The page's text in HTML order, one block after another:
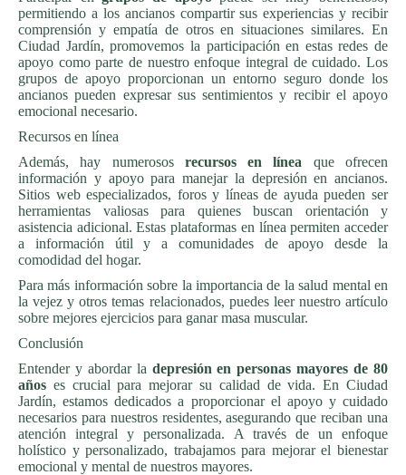
permitiendo a los ancianos compartir sus experiencias y recibir
comprensión y empatía de otros en situaciones similares. En
Ciudad Jardín, promovemos la participación en estas redes de
apoyo como parte de nuestro enfoque integral de cuidado. Los
grupos de apoyo proporcionan un entorno seguro donde los
ancianos pueden expresar sus sentimientos y recibir el apoyo
emocional necesario.
Recursos en línea
Además, hay numerosos recursos en línea que ofrecen
información y apoyo para manejar la depresión en ancianos.
Sitios web especializados, foros y líneas de ayuda pueden ser
herramientas valiosas para quienes buscan orientación y
asistencia adicional. Estas plataformas en línea permiten acceder
a información útil y a comunidades de apoyo desde la
comodidad del hogar.
Para más información sobre la importancia de la salud mental en
la vejez y otros temas relacionados, puedes leer nuestro artículo
sobre mejores ejercicios para ganar masa muscular.
Conclusión
Entender y abordar la depresión en personas mayores de 80
años es crucial para mejorar su calidad de vida. En Ciudad
Jardín, estamos dedicados a proporcionar el apoyo y cuidado
necesarios para nuestros residentes, asegurando que reciban una
atención integral y personalizada. A través de un enfoque
holístico y personalizado, trabajamos para mejorar el bienestar
emocional y mental de nuestros mayores.